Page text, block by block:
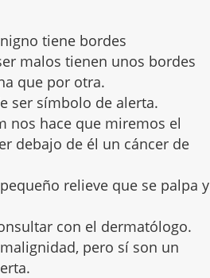
tiene bordes
malos tienen unos bordes
que por otra.
ser símbolo de alerta.
nos hace que miremos el
debajo de él un cáncer de
relieve que se palpa y
con el dermatólogo.
pero sí son un